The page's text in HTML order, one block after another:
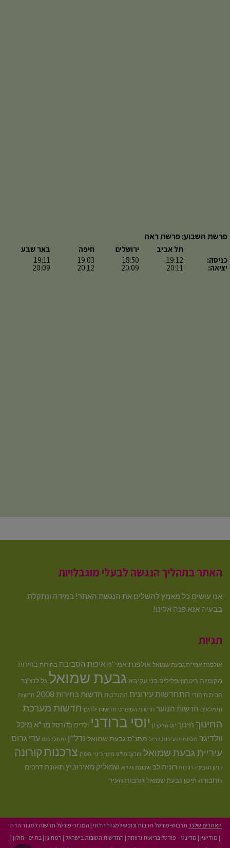
פרשת השבוע: פרשת ראה
כניסה:
יציאה:
תל אביב
19:12
20:11
ירושלים
18:50
20:09
חיפה
19:03
20:12
באר שבע
19:11
20:09
האתר בתהליך הנגשה לבעלי מוגבלויות
אנו עושים כל מאמץ להשלים את הנגשת האתר! במידה ונתקלת
בבעיה אנא פנה אלינו!
תגיות
אולפנת אמי"ת גבעת שמואל אולפנת אמי''תאיכות הסביבה בחירות בחירות
מקומיות ביטחון ופלילים בני עקיבא גבעת שמואל גל לנצ'נר
הבית היהודי התחדשות עירונית התנדבות חדשות בחירות 2008 חדשות
הגמלאים חדשות הנוער חדשות הספורט חדשות ילדים חדשות מערכת
החינוך חינוך יום הזיכרון יוסי ברודני ילדים כדורסל מד"א מיכל
וולדיגר מלחמת חרבות ברזל מתנ"ס גבעת שמואל נדל''ן נפתלי בנט עדי גרוס
עיריית גבעת שמואל פורום פו"פ פינוי בינוי פסח צרכנותקורונה
קניון הגבעה רווקות רונית לב שכונת גיורא שמוליק מאירוביץ תאונת דרכים
תחבורה תיכון גבעת שמואל תרבות העיר
האתרים שלנו: תרבוש-פורטל תרבות ונופש למגזר הדתי | המגזר-פורטל חדשות למגזר הדתי
| מודיעין | מדינט – פורטל בריאות ורווחה | החדשות הטובות בישראל | רמת גן |בת ים - חולון |